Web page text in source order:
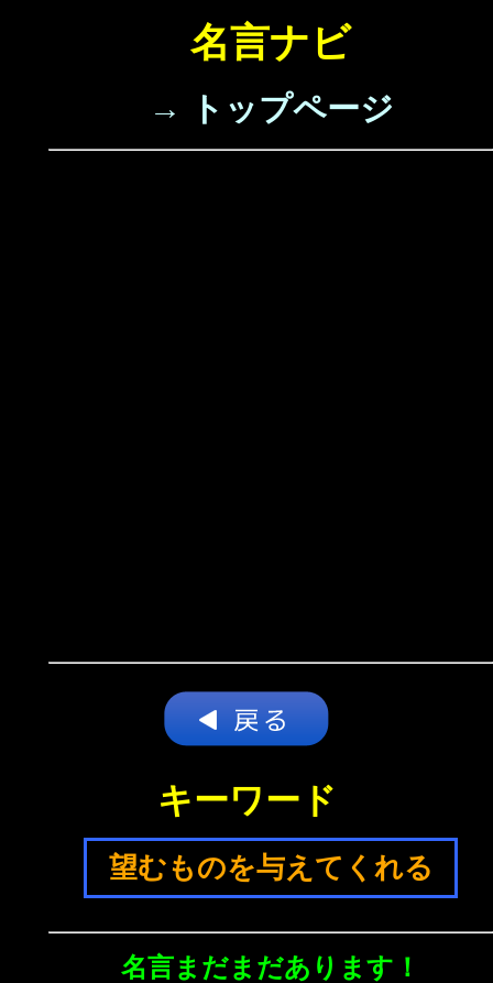
名言ナビ
→ トップページ
キーワード
望むものを与えてくれる
名言まだまだあります！